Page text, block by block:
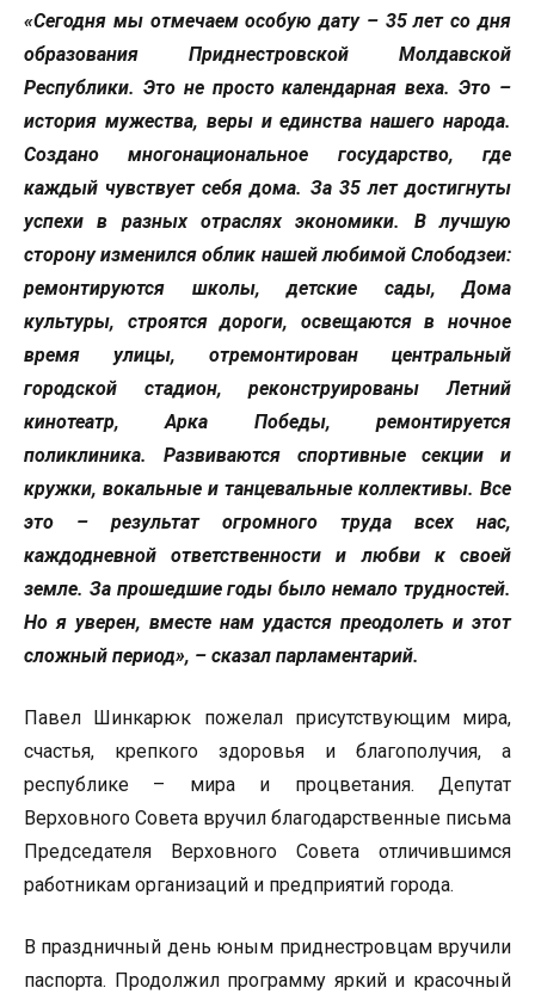
«Сегодня мы отмечаем особую дату – 35 лет со дня
образования Приднестровской Молдавской
Республики. Это не просто календарная веха. Это –
история мужества, веры и единства нашего народа.
Создано многонациональное государство, где
каждый чувствует себя дома. За 35 лет достигнуты
успехи в разных отраслях экономики. В лучшую
сторону изменился облик нашей любимой Слободзеи:
ремонтируются школы, детские сады, Дома
культуры, строятся дороги, освещаются в ночное
время улицы, отремонтирован центральный
городской стадион, реконструированы Летний
кинотеатр, Арка Победы, ремонтируется
поликлиника. Развиваются спортивные секции и
кружки, вокальные и танцевальные коллективы. Все
это – результат огромного труда всех нас,
каждодневной ответственности и любви к своей
земле. За прошедшие годы было немало трудностей.
Но я уверен, вместе нам удастся преодолеть и этот
сложный период», – сказал парламентарий.
Павел Шинкарюк пожелал присутствующим мира,
счастья, крепкого здоровья и благополучия, а
республике – мира и процветания. Депутат
Верховного Совета вручил благодарственные письма
Председателя Верховного Совета отличившимся
работникам организаций и предприятий города.
В праздничный день юным приднестровцам вручили
паспорта. Продолжил программу яркий и красочный